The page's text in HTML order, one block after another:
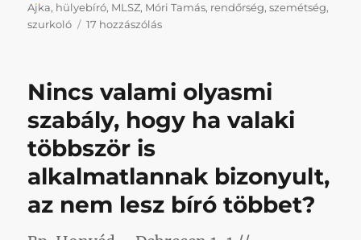
Ajka, hülyebíró, MLSZ, Móri Tamás, rendőrség,szemétség,
szurkoló
17 hozzászólásUndorító
egyben
csodálatos
reklámja
labdarúgásnak
bejegyzéshez
Nincs valami olyasmi
szabály, hogy ha valaki
többször is
alkalmatlannak bizonyult,
az nem lesz bíró többet?